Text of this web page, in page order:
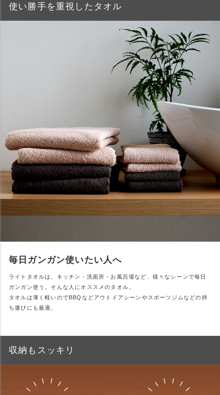
使い勝手を重視したタオル
毎日ガンガン使いたい人へ
ライトタオルは、キッチン・洗面所・お風呂場など、様々なシーンで毎日
ガンガン使う。そんな人にオススメのタオル。
タオルは薄く軽いのでBBQなどアウトドアシーンやスポーツジムなどの持
ち運びにも最適。
収納もスッキリ